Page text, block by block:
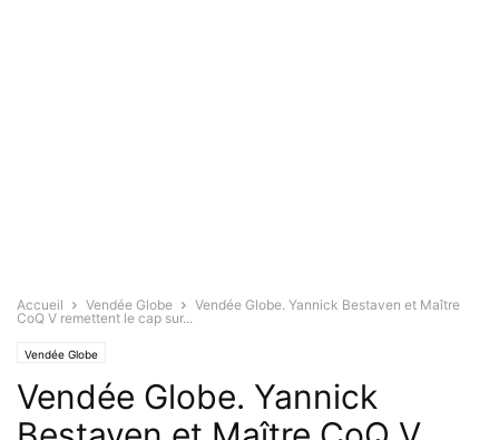
Accueil Vendée Globe
Vendée Globe. Yannick Bestaven et Maître
CoQ V remettent le cap sur...
Vendée Globe
Vendée Globe. Yannick